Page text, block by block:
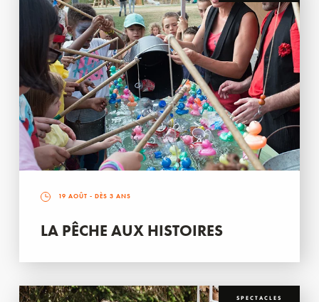
19 AOÛT - DÈS 3 ANS
LA PÊCHE AUX HISTOIRES
SPECTACLES